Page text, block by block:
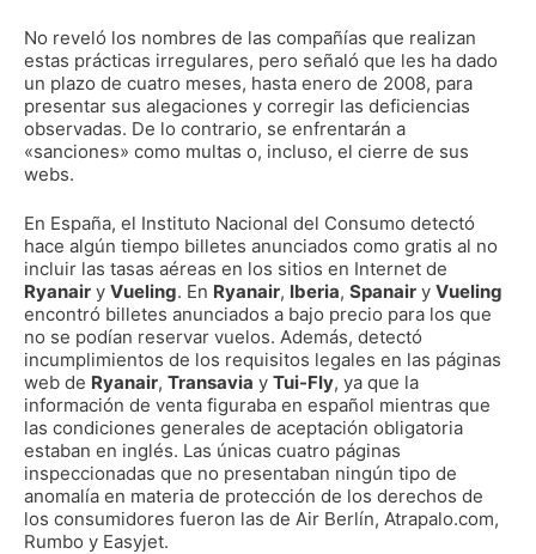
No reveló los nombres de las compañí­as que realizan
estas prácticas irregulares, pero señaló que les ha dado
un plazo de cuatro meses, hasta enero de 2008, para
presentar sus alegaciones y corregir las deficiencias
observadas. De lo contrario, se enfrentarán a
«sanciones» como multas o, incluso, el cierre de sus
webs.
En España, el Instituto Nacional del Consumo detectó
hace algún tiempo billetes anunciados como gratis al no
incluir las tasas aéreas en los sitios en Internet de
Ryanair y Vueling. En Ryanair, Iberia, Spanair y Vueling
encontró billetes anunciados a bajo precio para los que
no se podí­an reservar vuelos. Además, detectó
incumplimientos de los requisitos legales en las páginas
web de Ryanair, Transavia y Tui-Fly, ya que la
información de venta figuraba en español mientras que
las condiciones generales de aceptación obligatoria
estaban en inglés. Las únicas cuatro páginas
inspeccionadas que no presentaban ningún tipo de
anomalí­a en materia de protección de los derechos de
los consumidores fueron las de Air Berlí­n, Atrapalo.com,
Rumbo y Easyjet.